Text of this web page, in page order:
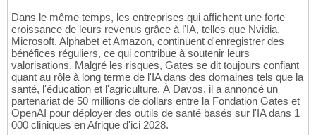
Dans le même temps, les entreprises qui affichent une forte
croissance de leurs revenus grâce à l'IA, telles que Nvidia,
Microsoft, Alphabet et Amazon, continuent d'enregistrer des
bénéfices réguliers, ce qui contribue à soutenir leurs
valorisations. Malgré les risques, Gates se dit toujours confiant
quant au rôle à long terme de l'IA dans des domaines tels que la
santé, l'éducation et l'agriculture. À Davos, il a annoncé un
partenariat de 50 millions de dollars entre la Fondation Gates et
OpenAI pour déployer des outils de santé basés sur l'IA dans 1
000 cliniques en Afrique d'ici 2028.